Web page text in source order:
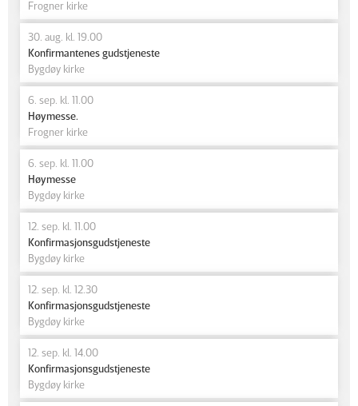
Frogner kirke
30. aug. kl. 19.00
Konfirmantenes gudstjeneste
Bygdøy kirke
6. sep. kl. 11.00
Høymesse.
Frogner kirke
6. sep. kl. 11.00
Høymesse
Bygdøy kirke
12. sep. kl. 11.00
Konfirmasjonsgudstjeneste
Bygdøy kirke
12. sep. kl. 12.30
Konfirmasjonsgudstjeneste
Bygdøy kirke
12. sep. kl. 14.00
Konfirmasjonsgudstjeneste
Bygdøy kirke